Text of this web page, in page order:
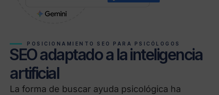
POSICIONAMIENTO SEO PARA PSICÓLOGOS
SEO adaptado a la inteligencia
artificial
La forma de buscar ayuda psicológica ha